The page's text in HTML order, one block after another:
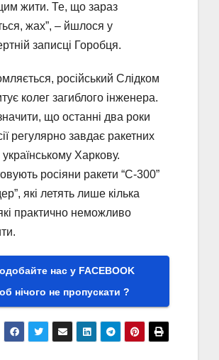
цим жити. Те, що зараз
жах”, – йшлося у
записці Горобця.
російський Слідком
колег загиблого інженера.
що останні два роки
регулярно завдає ракетних
українському Харкову.
росіяни ракети “С-300”
які летять лише кілька
практично неможливо
нас у FACEBOOK
нічого не пропускати ?